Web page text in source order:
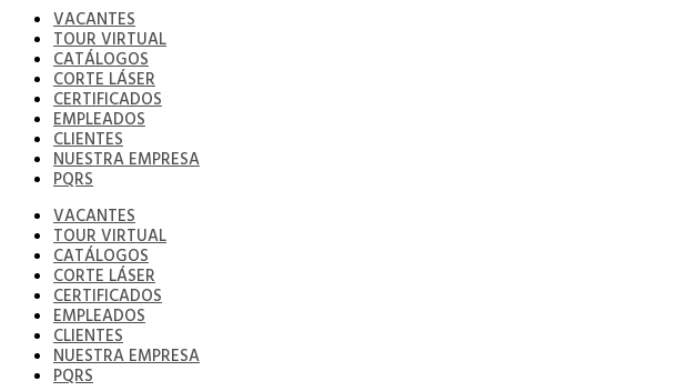
VACANTES
TOUR VIRTUAL
CATÁLOGOS
CORTE LÁSER
CERTIFICADOS
EMPLEADOS
CLIENTES
NUESTRA EMPRESA
PQRS
VACANTES
TOUR VIRTUAL
CATÁLOGOS
CORTE LÁSER
CERTIFICADOS
EMPLEADOS
CLIENTES
NUESTRA EMPRESA
PQRS